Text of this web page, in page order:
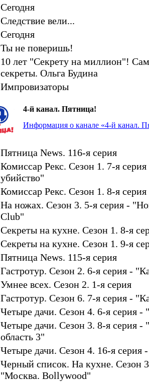
Сегодня
Следствие вели...
Сегодня
Ты не поверишь!
10 лет "Секрету на миллион"!
секреты. Ольга Будина
Импровизаторы
4-й канал. Пятница!
Информация о канале «4-й канал.
Пятница News. 116-я серия
Комиссар Рекс. Сезон 1. 7-я
убийство"
Комиссар Рекс. Сезон 1. 8-я
На ножах. Сезон 3. 5-я серия -
Club"
Секреты на кухне. Сезон 1. 8-я
Секреты на кухне. Сезон 1. 9-я
Пятница News. 115-я серия
Гастротур. Сезон 2. 6-я серия -
Умнее всех. Сезон 2. 1-я серия
Гастротур. Сезон 6. 7-я серия -
Четыре дачи. Сезон 4. 6-я серия -
Четыре дачи. Сезон 3. 8-я серия -
область 3"
Четыре дачи. Сезон 4. 16-я серия
Черный список. На кухне. Сезон
"Москва. Bollywood"